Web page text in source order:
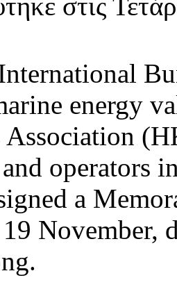
energy
Association
operators
a
19